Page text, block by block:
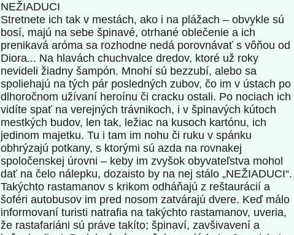
NEŽIADUCI
Stretnete ich tak v mestách, ako i na plážach – obvykle sú
bosí, majú na sebe špinavé, otrhané oblečenie a ich
prenikavá aróma sa rozhodne nedá porovnávať s vôňou od
Diora... Na hlavách chuchvalce dredov, ktoré už roky
nevideli žiadny šampón. Mnohí sú bezzubí, alebo sa
spoliehajú na tých pár posledných zubov, čo im v ústach po
dlhoročnom užívaní heroínu či cracku ostali. Po nociach ich
vidíte spať na verejných trávnikoch, i v špinavých kútoch
mestkých budov, len tak, ležiac na kusoch kartónu, ich
jedinom majetku. Tu i tam im nohu či ruku v spánku
obhrýzajú potkany, s ktorými sú azda na rovnakej
spoločenskej úrovni – keby im zvyšok obyvateľstva mohol
dať na čelo nálepku, dozaisto by na nej stálo „NEŽIADUCI“.
Takýchto rastamanov s krikom odháňajú z reštaurácií a
šoféri autobusov im pred nosom zatvárajú dvere. Keď málo
informovaní turisti natrafia na takýchto rastamanov, uveria,
že rastafariáni sú práve takíto; špinaví, zavšivavení a